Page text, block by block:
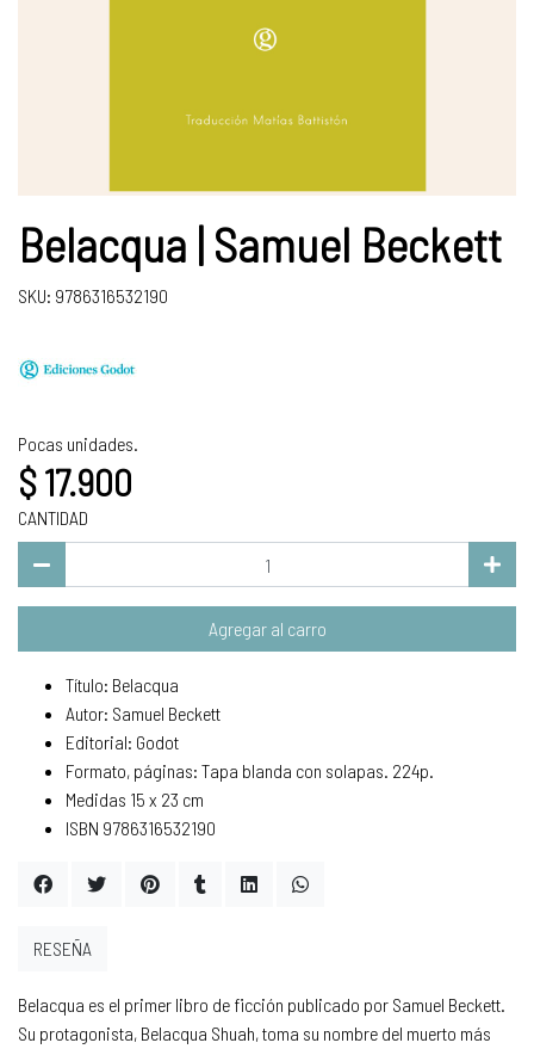
Belacqua | Samuel Beckett
SKU: 9786316532190
Pocas unidades.
$ 17.900
CANTIDAD
Agregar al carro
Título: Belacqua
Autor: Samuel Beckett
Editorial: Godot
Formato, páginas: Tapa blanda con solapas. 224p.
Medidas 15 x 23 cm
ISBN 9786316532190
Belacqua es el primer libro de ficción publicado por Samuel Beckett.
Su protagonista, Belacqua Shuah, toma su nombre del muerto más
RESEÑA